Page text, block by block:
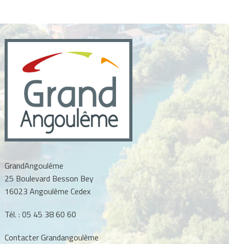
GrandAngoulême
25 Boulevard Besson Bey
16023 Angoulême Cedex
Tél. : 05 45 38 60 60
Contacter Grandangoulême